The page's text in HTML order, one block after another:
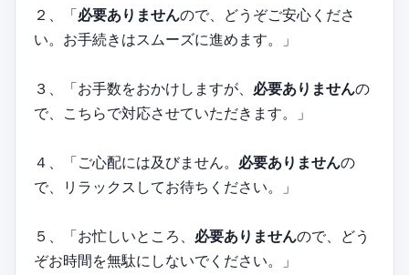
２、「必要ありませんので、どうぞご安心くださ
い。お手続きはスムーズに進めます。」
３、「お手数をおかけしますが、 必要ありませんの
で、こちらで対応させていただきます。」
４、「ご心配には及びません。 必要ありませんの
で、リラックスしてお待ちください。」
５、「お忙しいところ、 必要ありませんので、どう
ぞお時間を無駄にしないでください。」